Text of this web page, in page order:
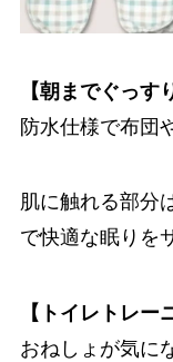
【朝までぐっす
防水仕様で布団
肌に触れる部分
で快適な眠りを
【トイレトレー
おねしょが気に